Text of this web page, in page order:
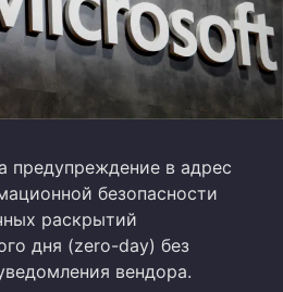
предупреждение в адрес
безопасности
раскрытий
дня (zero-day) без
вендора.